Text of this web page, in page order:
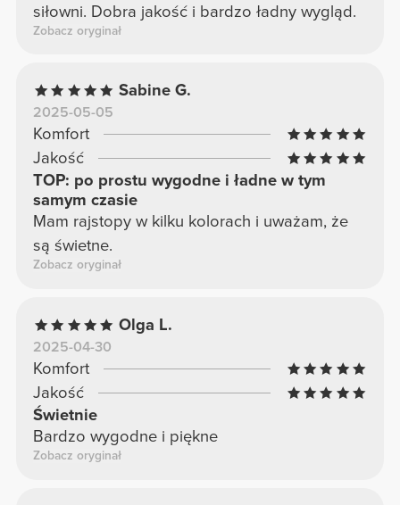
siłowni. Dobra jakość i bardzo ładny wygląd.
Zobacz oryginał
Sabine G.
2025-05-05
Komfort
Jakość
TOP: po prostu wygodne i ładne w tym
samym czasie
Mam rajstopy w kilku kolorach i uważam, że
są świetne.
Zobacz oryginał
Olga L.
2025-04-30
Komfort
Jakość
Świetnie
Bardzo wygodne i piękne
Zobacz oryginał